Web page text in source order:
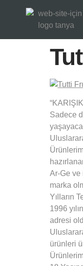
Sadece
Ar-Ge ve
marka
Yılların
1996
adresi
ürünleri